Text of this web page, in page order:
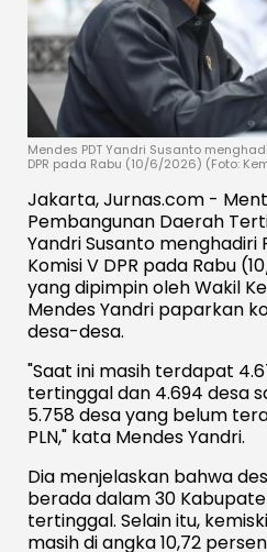
Mendes PDT Yandri Susanto
DPR pada Rabu (10/6/2026) (Foto:
Jakarta, Jurnas.com -
Pembangunan Daerah
Yandri Susanto menghadiri
Komisi V DPR pada Rabu
yang dipimpin oleh Wakil
Mendes Yandri paparkan
desa-desa.
"Saat ini masih terdapat
tertinggal dan 4.694 desa
5.758 desa yang belum
PLN," kata Mendes Yandri.
Dia menjelaskan bahwa
berada dalam 30
tertinggal. Selain itu,
masih di angka 10,72